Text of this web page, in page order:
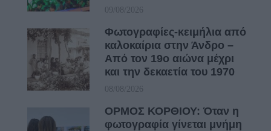
09/08/2026
Φωτογραφίες-κειμήλια από
καλοκαίρια στην Άνδρο –
Από τον 19ο αιώνα μέχρι
και την δεκαετία του 1970
08/08/2026
ΟΡΜΟΣ ΚΟΡΘΙΟΥ: Όταν η
φωτογραφία γίνεται μνήμη